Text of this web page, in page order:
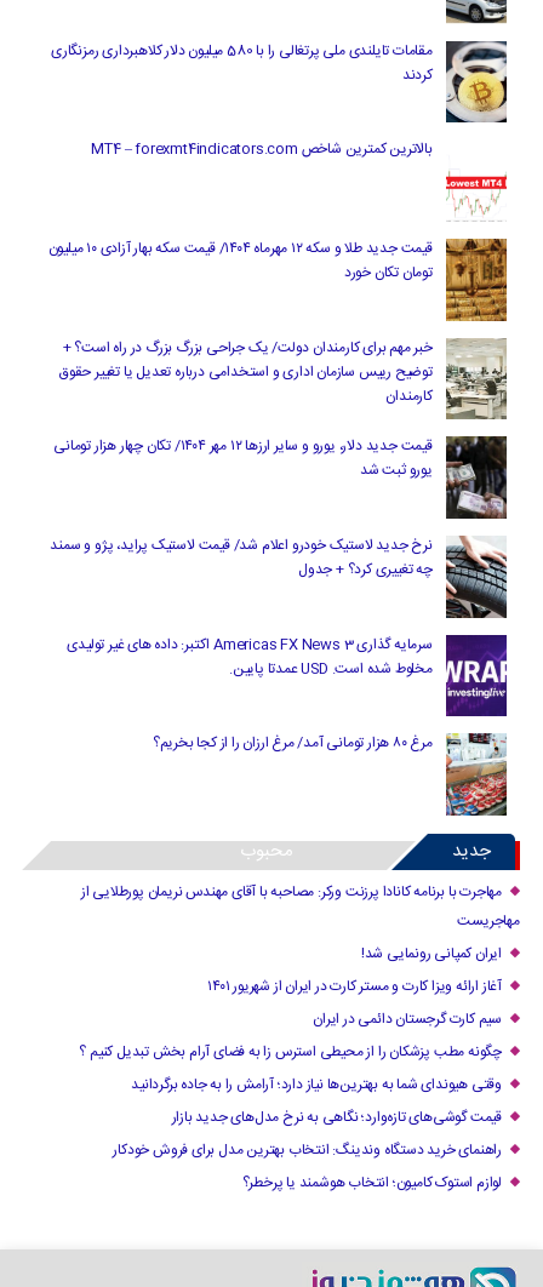
مقامات تایلندی ملی پرتغالی را با 580 میلیون دلار کلاهبرداری رمزنگاری
کردند
بالاترین کمترین شاخص MT4 – forexmt4indicators.com
قیمت جدید طلا و سکه ۱۲ مهرماه ۱۴۰۴/ قیمت سکه بهار آزادی ۱۰ میلیون
تومان تکان خورد
خبر مهم برای کارمندان دولت/ یک جراحی بزرگ بزرگ در راه است؟ +
توضیح رییس سازمان اداری و استخدامی درباره تعدیل یا تغییر حقوق
کارمندان
قیمت جدید دلار، یورو و سایر ارزها ۱۲ مهر ۱۴۰۴/ تکان چهار هزار تومانی
یورو ثبت شد
نرخ جدید لاستیک خودرو اعلام شد/ قیمت لاستیک پراید، پژو و سمند
چه تغییری کرد؟ + جدول
سرمایه گذاری Americas FX News 3 اکتبر: داده های غیر تولیدی
مخلوط شده است. USD عمدتا پایین.
مرغ ۸۰ هزار تومانی آمد/ مرغ ارزان را از کجا بخریم؟
جدید محبوب
مهاجرت با برنامه کانادا پرزنت ورکر: مصاحبه با آقای مهندس نریمان پورطلایی از
مهاجریست
ایران کمپانی رونمایی شد!
آغاز ارائه ویزا کارت و مستر کارت در ایران از شهریور ۱۴۰۱
سیم کارت گرجستان دائمی در ایران
چگونه مطب پزشکان را از محیطی استرس زا به فضای آرام بخش تبدیل کنیم ؟
وقتی هیوندای شما به بهترین‌ها نیاز دارد؛ آرامش را به جاده برگردانید
قیمت گوشی‌های تازه‌وارد؛ نگاهی به نرخ مدل‌های جدید بازار
راهنمای خرید دستگاه وندینگ: انتخاب بهترین مدل برای فروش خودکار
لوازم استوک کامیون؛ انتخاب هوشمند یا پرخطر؟